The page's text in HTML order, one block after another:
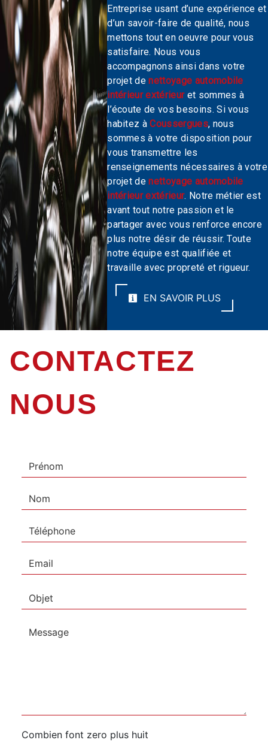
Entreprise usant d’une expérience et
d’un savoir-faire de qualité, nous
mettons tout en oeuvre pour vous
satisfaire. Nous vous
accompagnons ainsi dans votre
projet denettoyage automobile
intérieur extérieuret sommes à
l’écoute de vos besoins. Si vous
habitez àCoussergues, nous
sommes à votre disposition pour
vous transmettre les
renseignements nécessaires à votre
projet denettoyage automobile
intérieur extérieur. Notre métier est
avant tout notre passion et le
partager avec vous renforce encore
plus notre désir de réussir. Toute
notre équipe est qualifiée et
travaille avec propreté et rigueur.
EN SAVOIR PLUS
CONTACTEZ
NOUS
Combien font zero plus huit